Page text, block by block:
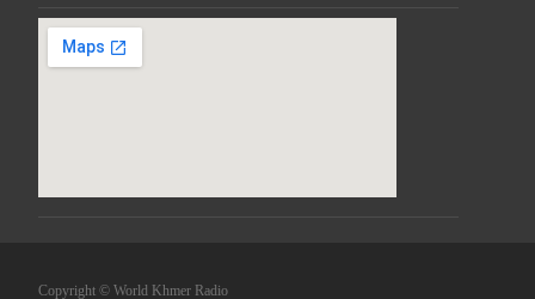
Copyright © World Khmer Radio